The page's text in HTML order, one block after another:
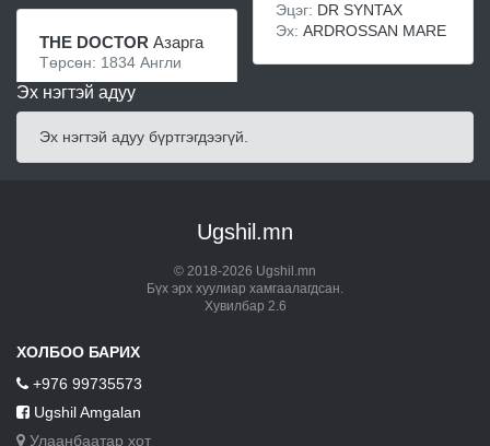
THE DOCTOR Азарга
Төрсөн: 1834 Англи
Эцэг: DR SYNTAX
Эх: ARDROSSAN MARE
Эх нэгтэй адуу
Эх нэгтэй адуу бүртгэгдээгүй.
Ugshil.mn
© 2018-2026 Ugshil.mn
Бүх эрх хуулиар хамгаалагдсан.
Хувилбар 2.6
ХОЛБОО БАРИХ
+976 99735573
Ugshil Amgalan
Улаанбаатар хот